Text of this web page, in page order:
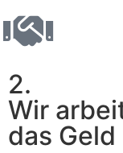
2.
Wir
das